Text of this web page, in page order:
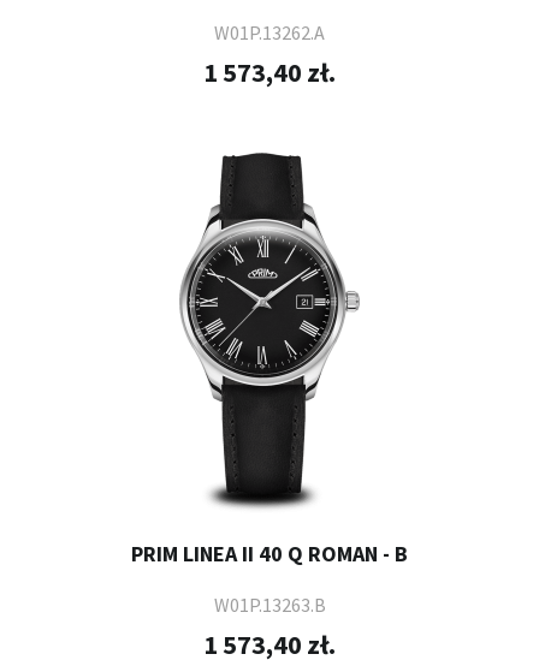
W01P.13262.A
1 573,40 zł.
PRIM LINEA II 40 Q ROMAN - B
W01P.13263.B
1 573,40 zł.